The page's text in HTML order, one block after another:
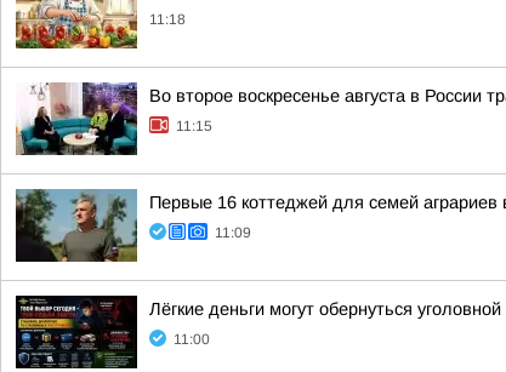
11:18
Во второе воскресенье августа в России
11:15
Первые 16 коттеджей для семей аграриев
11:09
Лёгкие деньги могут обернуться
11:00